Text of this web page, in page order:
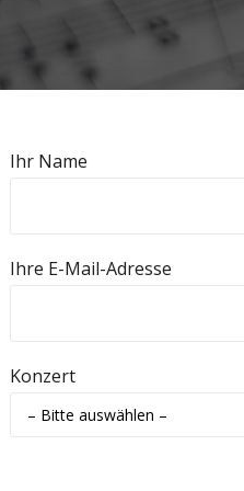
Ihr Name
Ihre E-Mail-Adresse
Konzert